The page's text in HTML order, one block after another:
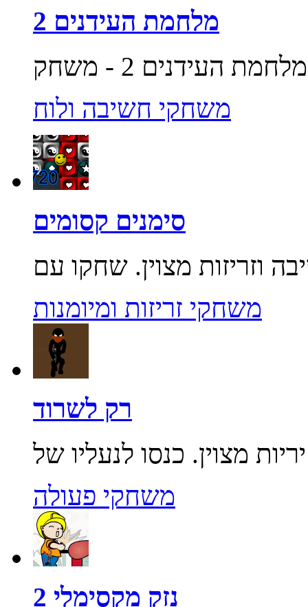
מלחמת העידנים 2
משחקי חשיבה ולוח
סימנים קסומים
משחקי זריזות ומיומנות
רק לשרוד
משחקי פעולה
נזק מקסימלי 2